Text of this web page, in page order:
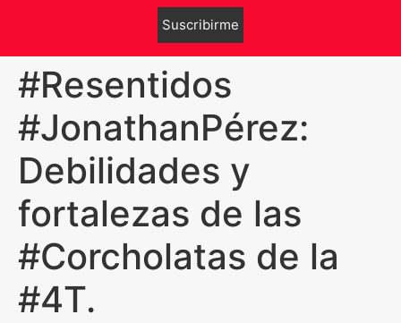
#Resentidos
#JonathanPérez:
Debilidades y
fortalezas de las
#Corcholatas de la
#4T.